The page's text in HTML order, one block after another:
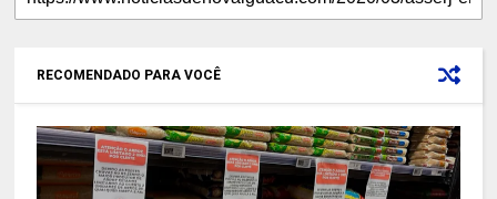
RECOMENDADO PARA VOCÊ